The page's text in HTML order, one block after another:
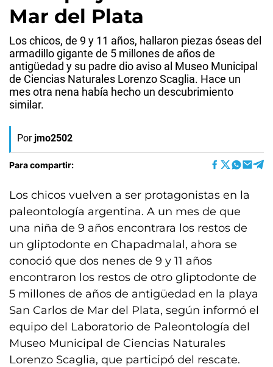
Mar del Plata
Los chicos, de 9 y 11 años, hallaron piezas óseas del
armadillo gigante de 5 millones de años de
antigüedad y su padre dio aviso al Museo Municipal
de Ciencias Naturales Lorenzo Scaglia. Hace un
mes otra nena había hecho un descubrimiento
similar.
Por jmo2502
Para compartir:
Los chicos vuelven a ser protagonistas en la
paleontología argentina. A un mes de que
una niña de 9 años encontrara los restos de
un gliptodonte en Chapadmalal, ahora se
conoció que dos nenes de 9 y 11 años
encontraron los restos de otro gliptodonte de
5 millones de años de antigüedad en la playa
San Carlos de Mar del Plata, según informó el
equipo del Laboratorio de Paleontología del
Museo Municipal de Ciencias Naturales
Lorenzo Scaglia, que participó del rescate.